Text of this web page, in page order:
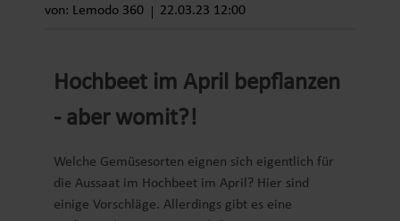
von: Lemodo 360 22.03.23 12:00
Hochbeet im April bepflanzen
- aber womit?!
Welche Gemüsesorten eignen sich eigentlich für
die Aussaat im Hochbeet im April? Hier sind
einige Vorschläge. Allerdings gibt es eine